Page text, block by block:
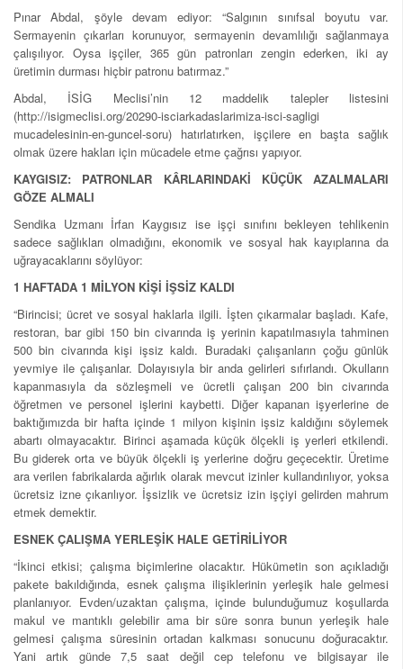
Pınar Abdal, şöyle devam ediyor: “Salgının sınıfsal boyutu var.
Sermayenin çıkarları korunuyor, sermayenin devamlılığı sağlanmaya
çalışılıyor. Oysa işçiler, 365 gün patronları zengin ederken, iki ay
üretimin durması hiçbir patronu batırmaz.”
Abdal, İSİG Meclisi’nin 12 maddelik talepler listesini
(http://isigmeclisi.org/20290-isciarkadaslarimiza-isci-sagligi
mucadelesinin-en-guncel-soru) hatırlatırken, işçilere en başta sağlık
olmak üzere hakları için mücadele etme çağrısı yapıyor.
KAYGISIZ: PATRONLAR KÂRLARINDAKİ KÜÇÜK AZALMALARI
GÖZE ALMALI
Sendika Uzmanı İrfan Kaygısız ise işçi sınıfını bekleyen tehlikenin
sadece sağlıkları olmadığını, ekonomik ve sosyal hak kayıplarına da
uğrayacaklarını söylüyor:
1 HAFTADA 1 MİLYON KİŞİ İŞSİZ KALDI
“Birincisi; ücret ve sosyal haklarla ilgili. İşten çıkarmalar başladı. Kafe,
restoran, bar gibi 150 bin civarında iş yerinin kapatılmasıyla tahminen
500 bin civarında kişi işsiz kaldı. Buradaki çalışanların çoğu günlük
yevmiye ile çalışanlar. Dolayısıyla bir anda gelirleri sıfırlandı. Okulların
kapanmasıyla da sözleşmeli ve ücretli çalışan 200 bin civarında
öğretmen ve personel işlerini kaybetti. Diğer kapanan işyerlerine de
baktığımızda bir hafta içinde 1 milyon kişinin işsiz kaldığını söylemek
abartı olmayacaktır. Birinci aşamada küçük ölçekli iş yerleri etkilendi.
Bu giderek orta ve büyük ölçekli iş yerlerine doğru geçecektir. Üretime
ara verilen fabrikalarda ağırlık olarak mevcut izinler kullandırılıyor, yoksa
ücretsiz izne çıkarılıyor. İşsizlik ve ücretsiz izin işçiyi gelirden mahrum
etmek demektir.
ESNEK ÇALIŞMA YERLEŞİK HALE GETİRİLİYOR
“İkinci etkisi; çalışma biçimlerine olacaktır. Hükümetin son açıkladığı
pakete bakıldığında, esnek çalışma ilişiklerinin yerleşik hale gelmesi
planlanıyor. Evden/uzaktan çalışma, içinde bulunduğumuz koşullarda
makul ve mantıklı gelebilir ama bir süre sonra bunun yerleşik hale
gelmesi çalışma süresinin ortadan kalkması sonucunu doğuracaktır.
Yani artık günde 7,5 saat değil cep telefonu ve bilgisayar ile